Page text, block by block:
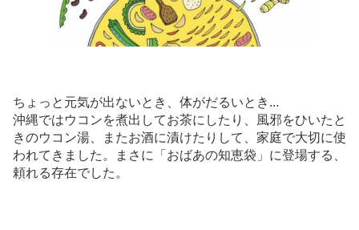
ちょっと元気が出ないとき、体がだるいとき…
沖縄ではウコンを煮出してお茶にしたり、風邪をひいたと
きのウコン湯、またお酒に漬けたりして、家庭で大切に使
われてきました。まさに「おばあの知恵袋」に登場する、
頼れる存在でした。